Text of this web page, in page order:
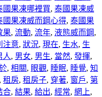
國果凍哪裡買, 泰國果凍威
國果凍威而鋼心得, 泰國果
果, 流動, 流年, 液態威而鋼,
注意, 狀況, 現在, 生水, 生
人, 男女, 男生, 當然, 發揮,
, 相關, 眼觀, 睡眠, 睡覺, 知
, 租房, 租房子, 穿著, 窗戶, 第
合, 結果, 給出, 經常, 網上,